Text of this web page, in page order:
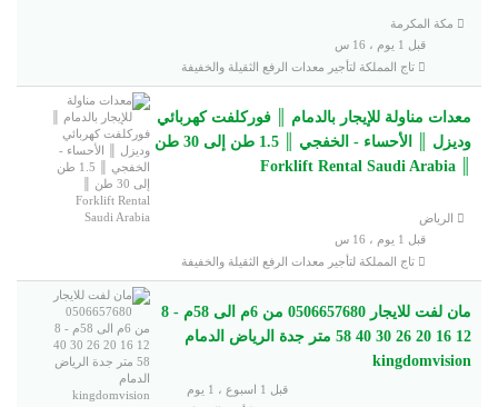
مكة المكرمة
قبل 1 يوم ، 16 س
تاج المملكة لتأجير معدات الرفع الثقيلة والخفيفة
معدات مناولة للإيجار بالدمام ║ فوركلفت كهربائي
وديزل ║ الأحساء - الخفجي ║ 1.5 طن إلى 30 طن
الرياض
قبل 1 يوم ، 16 س
تاج المملكة لتأجير معدات الرفع الثقيلة والخفيفة
مان لفت للايجار 0506657680 من 6م الى 58م - 8
12 16 20 26 30 40 58 متر جدة الرياض الدمام
kingdomvision
قبل 1 اسبوع ، 1 يوم